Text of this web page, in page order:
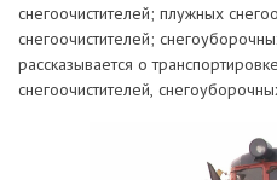
снегоочистителей; плужных
снегоочистителей;
рассказывается о
снегоочистителей,